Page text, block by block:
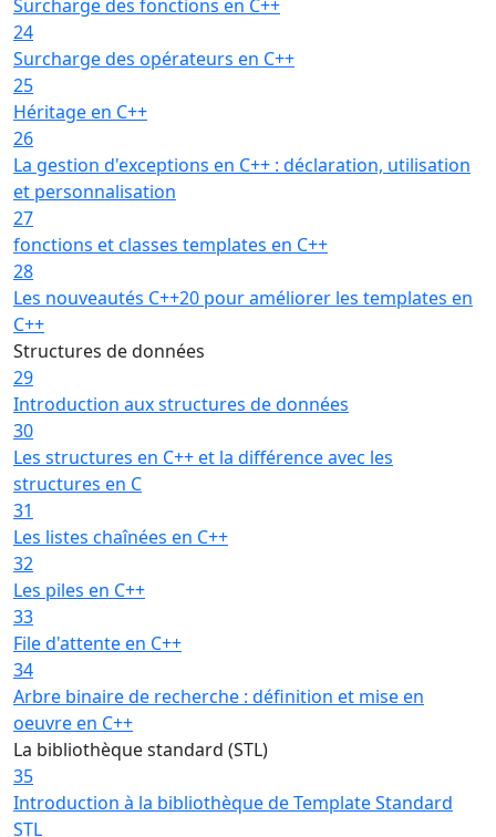
Surcharge des fonctions en C++
24
Surcharge des opérateurs en C++
25
Héritage en C++
26
La gestion d'exceptions en C++ : déclaration, utilisation
et personnalisation
27
fonctions et classes templates en C++
28
Les nouveautés C++20 pour améliorer les templates en
C++
Structures de données
29
Introduction aux structures de données
30
Les structures en C++ et la différence avec les
structures en C
31
Les listes chaînées en C++
32
Les piles en C++
33
File d'attente en C++
34
Arbre binaire de recherche : définition et mise en
oeuvre en C++
La bibliothèque standard (STL)
35
Introduction à la bibliothèque de Template Standard
STL